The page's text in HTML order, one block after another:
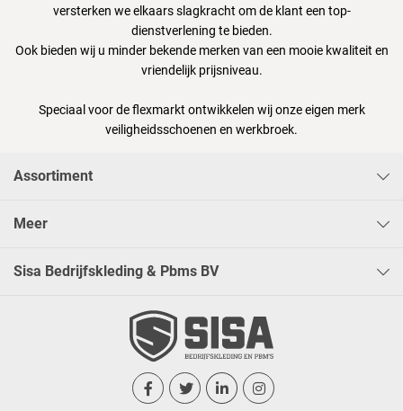
versterken we elkaars slagkracht om de klant een top-
dienstverlening te bieden.
Ook bieden wij u minder bekende merken van een mooie kwaliteit en
vriendelijk prijsniveau.
Speciaal voor de flexmarkt ontwikkelen wij onze eigen merk
veiligheidsschoenen en werkbroek.
Assortiment
Meer
Sisa Bedrijfskleding & Pbms BV
   